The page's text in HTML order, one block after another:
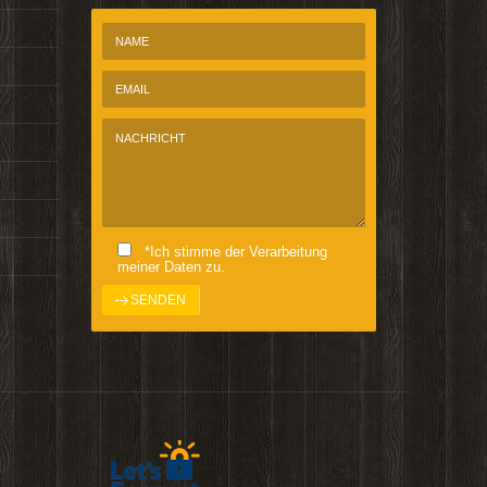
*Ich stimme der Verarbeitung
meiner Daten zu.